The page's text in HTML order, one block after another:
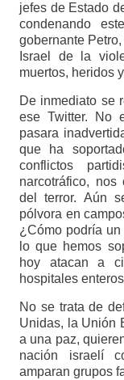
jefes de Estado
condenando
gobernante
Israel de la
muertos, heridos
De inmediato se
ese Twitter. No
pasara
que ha
conflictos
narcotráfico,
del terror. Aún
pólvora en
¿Cómo podría
lo que hemos
hoy atacan a
hospitales
No se trata de
Unidas, la Unión
a una paz,
nación israelí
amparan grupos